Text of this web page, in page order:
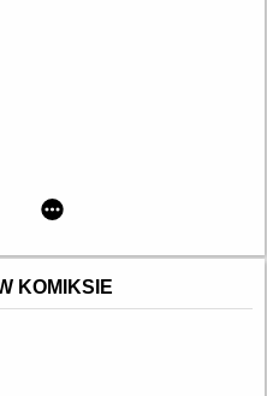
o Normandii, Bretanii i Pikardii
KOMIKSIE